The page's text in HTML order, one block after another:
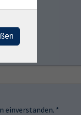
einverstanden. *